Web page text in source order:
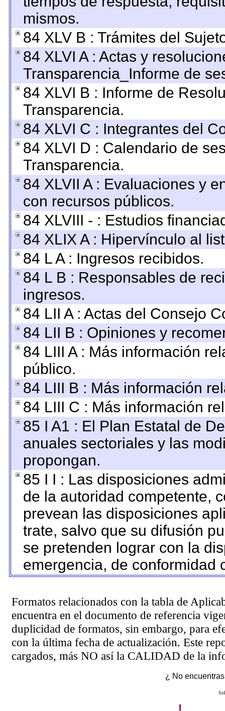
mismos.
84 XLV B : Trámites del
84 XLVI A : Actas y
Transparencia_Informe de
84 XLVI B : Informe de
Transparencia.
84 XLVI C : Integrantes del
84 XLVI D : Calendario de
Transparencia.
84 XLVII A : Evaluaciones y
con recursos públicos.
84 XLVIII - : Estudios
84 XLIX A : Hipervínculo al
84 L A : Ingresos recibidos.
84 L B : Responsables de
ingresos.
84 LII A : Actas del Consejo
84 LII B : Opiniones y
84 LIII A : Más información
público.
84 LIII B : Más información
84 LIII C : Más información
85 I A1 : El Plan Estatal de
anuales sectoriales y las
propongan.
85 I I : Las disposiciones
de la autoridad competente,
prevean las disposiciones
trate, salvo que su difusión
se pretenden lograr con la
emergencia, de conformidad
Formatos relacionados con la tabla de
encuentra en el documento de referencia
duplicidad de formatos, sin embargo, para
con la última fecha de actualización. Este
cargados, más NO así la CALIDAD de la
¿ No